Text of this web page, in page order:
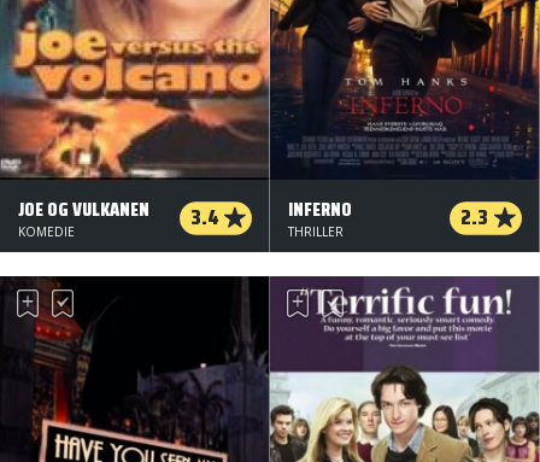
JOE OG VULKANEN 3.4
KOMEDIE
INFERNO 2.3
THRILLER